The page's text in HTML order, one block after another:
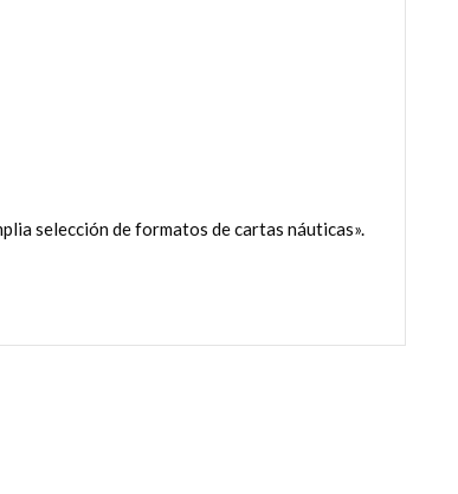
selección de formatos de cartas náuticas».